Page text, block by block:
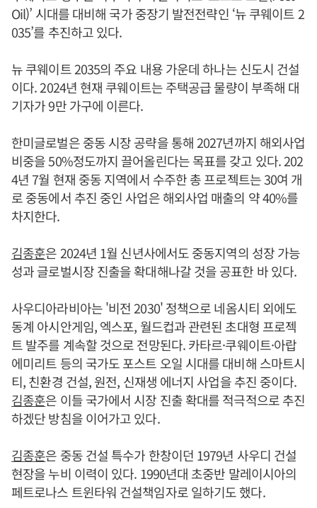
Oil)’ 시대를 대비해 국가 중장기 발전전략인 ‘뉴 쿠웨이트 2
035’를 추진하고 있다.
뉴 쿠웨이트 2035의 주요 내용 가운데 하나는 신도시 건설
이다. 2024년 현재 쿠웨이트는 주택공급 물량이 부족해 대
기자가 9만 가구에 이른다.
한미글로벌은 중동 시장 공략을 통해 2027년까지 해외사업
비중을 50%정도까지 끌어올린다는 목표를 갖고 있다. 202
4년 7월 현재 중동 지역에서 수주한 총 프로젝트는 30여 개
로 중동에서 추진 중인 사업은 해외사업 매출의 약 40%를
차지한다.
김종훈은 2024년 1월 신년사에서도 중동지역의 성장 가능
성과 글로벌시장 진출을 확대해나갈 것을 공표한 바 있다.
사우디아라비아는 '비전 2030' 정책으로 네옴시티 외에도
동계 아시안게임, 엑스포, 월드컵과 관련된 초대형 프로젝
트 발주를 계속할 것으로 전망된다. 카타르·쿠웨이트·아랍
에미리트 등의 국가도 포스트 오일 시대를 대비해 스마트시
티, 친환경 건설, 원전, 신재생 에너지 사업을 추진 중이다.
김종훈은 이들 국가에서 시장 진출 확대를 적극적으로 추진
하겠단 방침을 이어가고 있다.
김종훈은 중동 건설 특수가 한창이던 1979년 사우디 건설
현장을 누비 이력이 있다. 1990년대 초중반 말레이시아의
페트로나스 트윈타워 건설책임자로 일하기도 했다.